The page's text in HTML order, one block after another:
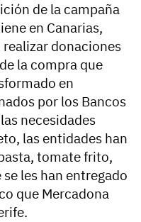
de la campaña
en Canarias,
donaciones
la compra que
en
por los Bancos
necesidades
las entidades han
tomate frito,
les han entregado
que Mercadona